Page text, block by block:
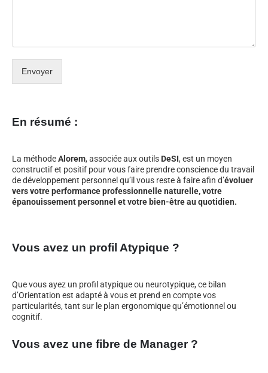
Envoyer
En résumé :
La méthodeAlorem, associée aux outils DeSI, est un moyen
constructif et positif pour vous faire prendre conscience du travail
de développement personnel qu’il vous reste à faire afin d’évoluer
vers votre performance professionnelle naturelle, votre
épanouissement personnel et votre bien-être au quotidien.
Vous avez un profil Atypique ?
Que vous ayez un profil atypique ou neurotypique, ce bilan
d’Orientation est adapté à vous et prend en compte vos
particularités, tant sur le plan ergonomique qu’émotionnel ou
cognitif.
Vous avez une fibre de Manager ?